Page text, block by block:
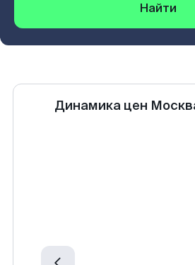
Найти
Динамика цен